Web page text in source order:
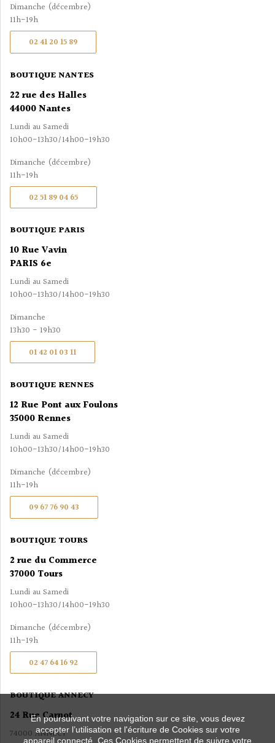
Dimanche (décembre)
11h-19h
02 41 20 15 89
BOUTIQUE NANTES
22 rue des Halles
44000 Nantes
Lundi au Samedi
10h00-13h30/14h00-19h30
Dimanche (décembre)
11h-19h
02 51 89 04 65
BOUTIQUE PARIS
10 Rue Vavin
PARIS 6e
Lundi au Samedi
10h00-13h30/14h00-19h30
Dimanche
13h30 - 19h30
01 42 01 03 11
BOUTIQUE RENNES
12 Rue Pont aux Foulons
35000 Rennes
Lundi au Samedi
10h00-13h30/14h00-19h30
Dimanche (décembre)
11h-19h
09 67 76 90 43
BOUTIQUE TOURS
2 rue du Commerce
37000 Tours
Lundi au Samedi
10h00-13h30/14h00-19h30
Dimanche (décembre)
11h-19h
02 47 64 16 92
BOUTIQUE ANNECY
24 Rue Carnot
74000 ANNECY
En poursuivant votre navigation sur ce site, vous devez
accepter l’utilisation et l'écriture de Cookies sur votre
appareil connecté. Ces Cookies permettent de suivre votre